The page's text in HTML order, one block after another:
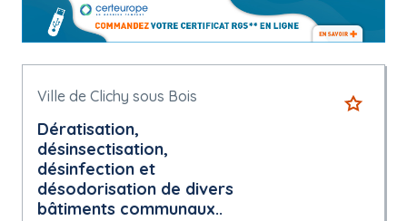
Ville de Clichy sous Bois
Dératisation,
désinsectisation,
désinfection et
désodorisation de divers
bâtiments communaux..